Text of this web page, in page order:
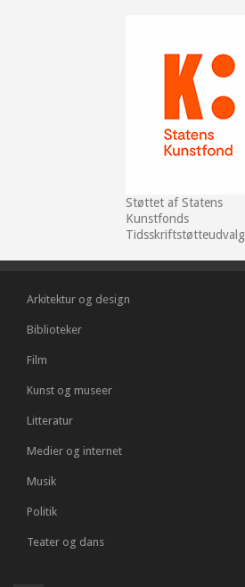
Støttet af Statens
Kunstfonds
Tidsskriftstøtteudvalg
Arkitektur og design
Biblioteker
Film
Kunst og museer
Litteratur
Medier og internet
Musik
Politik
Teater og dans